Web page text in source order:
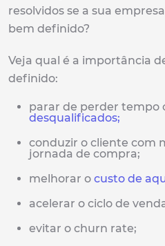
resolvidos se a sua
bem definido?
Veja qual é a importância
definido:
parar de perder tempo
desqualificados;
conduzir o cliente com
jornada de compra;
melhorar o custo de
acelerar o ciclo de
evitar o churn rate;